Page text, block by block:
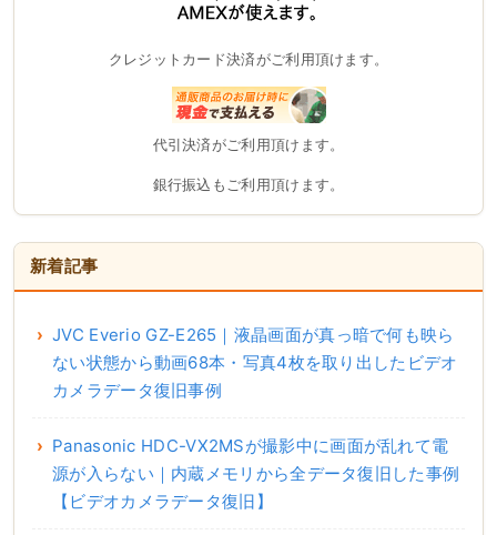
クレジットカード決済がご利用頂けます。
代引決済がご利用頂けます。
銀行振込もご利用頂けます。
新着記事
JVC Everio GZ-E265｜液晶画面が真っ暗で何も映ら
ない状態から動画68本・写真4枚を取り出したビデオ
カメラデータ復旧事例
Panasonic HDC-VX2MSが撮影中に画面が乱れて電
源が入らない｜内蔵メモリから全データ復旧した事例
【ビデオカメラデータ復旧】